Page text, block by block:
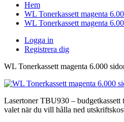
Hem
WL Tonerkassett magenta
WL Tonerkassett magenta
Logga in
Registrera dig
WL Tonerkassett magenta 6.000
Lasertoner TBU930 –
valet när du vill hålla ned